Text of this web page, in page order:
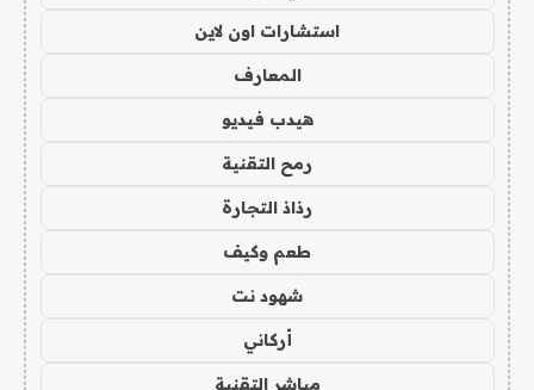
استشارات اون لاين
المعارف
هيدب فيديو
رمح التقنية
رذاذ التجارة
طعم وكيف
شهود نت
أركاني
مباشر التقنية